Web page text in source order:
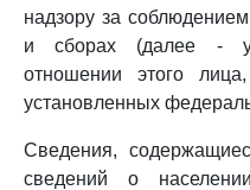
надзору за
и сборах (далее -
отношении этого
установленных
Сведения,
сведений о